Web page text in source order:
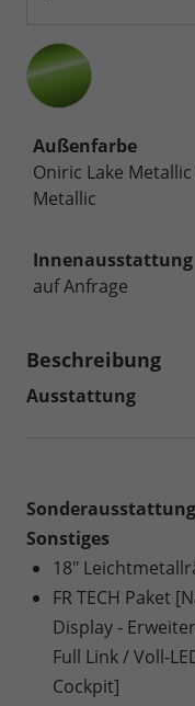
Außenfarbe
Oniric Lake
Metallic
Innenausstattung
auf Anfrage
Beschreibung
Ausstattung
Sonderausstattung
Sonstiges
18"
FR TECH Paket
Display -
Full Link / Voll-
Cockpit]